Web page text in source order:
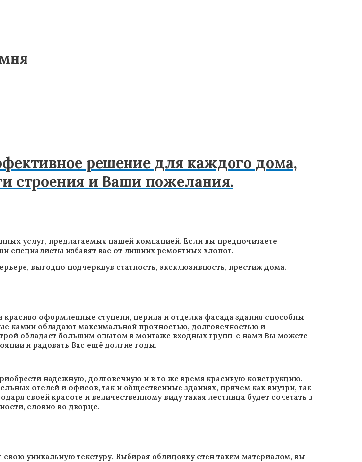
решение для каждого дома,
строения и Ваши пожелания.
услуг, предлагаемых нашей компанией. Если вы предпочитаете
специалисты избавят вас от лишних ремонтных хлопот.
выгодно подчеркнув статность, эксклюзивность, престиж дома.
красиво оформленные ступени, перила и отделка фасада здания способны
камни обладают максимальной прочностью, долговечностью и
обладает большим опытом в монтаже входных групп, с нами Вы можете
и радовать Вас ещё долгие годы.
надежную, долговечную и в то же время красивую конструкцию.
отелей и офисов, так и общественные зданиях, причем как внутри, так
своей красоте и величественному виду такая лестница будет сочетать в
словно во дворце.
свою уникальную текстуру. Выбирая облицовку стен таким материалом, вы